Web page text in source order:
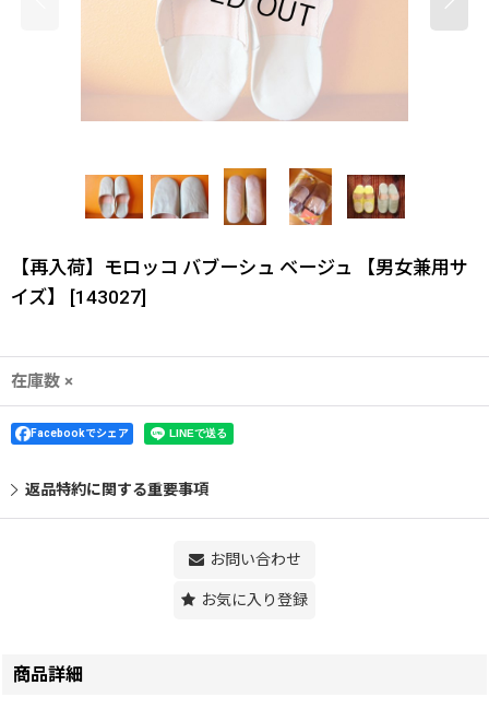
【再入荷】モロッコ バブーシュ ベージュ 【男女兼用サ
イズ】
[143027]
在庫数 ×
Facebookでシェア
返品特約に関する重要事項
お問い合わせ
お気に入り登録
商品詳細